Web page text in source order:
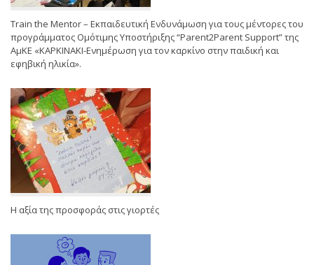
Train the Mentor – Εκπαιδευτική Ενδυνάμωση για τους μέντορες του
προγράμματος Ομότιμης Υποστήριξης “Parent2Parent Support” της
ΑμΚΕ «ΚΑΡΚΙΝΑΚΙ-Ενημέρωση για τον καρκίνο στην παιδική και
εφηβική ηλικία».
Η αξία της προσφοράς στις γιορτές